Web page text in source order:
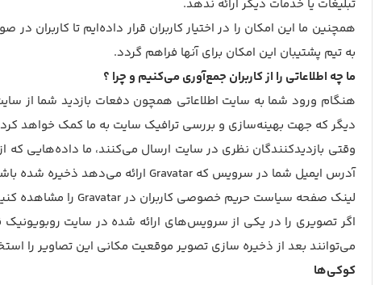
تبلیغات یا خدمات دیگر ارائه ندهد.
همچنین ما این امکان را در اختیار کاربران قرار داده‌ایم تا
به تیم پشتیبان این امکان برای آنها فراهم گردد.
ما چه اطلاعاتی را از کاربران جمع‌آوری می‌کنیم و چرا ؟
هنگام ورود شما به سایت اطلاعاتی همچون دفعات بازدید شما از
دیگر که جهت بهینه‌سازی و بررسی ترافیک سایت به ما کمک خواهد
آدرس ایمیل شما در سرویس که Gravatar ارائه می‌دهد ذخیره شده باشد، بعد از تائید نظر شما، تصویر کاربری شما در این سایت به نمایش در خواهد آمد.
لینک صفحه سیاست حریم خصوصی کاربران در Gravatar را مشاهده کنید : https://automattic.com/privacy
می‌توانند بعد از ذخیره سازی تصویر موقعیت مکانی این تصاویر را
کوکی‌ها